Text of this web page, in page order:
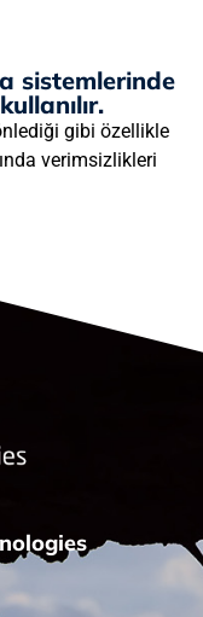
sistemlerinde
gibi özellikle
verimsizlikleri